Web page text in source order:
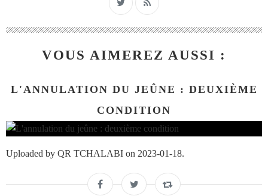
VOUS AIMEREZ AUSSI :
L'ANNULATION DU JEÛNE : DEUXIÈME
CONDITION
Uploaded by QR TCHALABI on 2023-01-18.